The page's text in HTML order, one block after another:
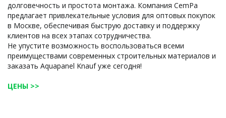
долговечность и простота монтажа. Компания CemPa
предлагает привлекательные условия для оптовых покупок
в Москве, обеспечивая быструю доставку и поддержку
клиентов на всех этапах сотрудничества.
Не упустите возможность воспользоваться всеми
преимуществами современных строительных материалов и
заказать Aquapanel Knauf уже сегодня!
ЦЕНЫ >>